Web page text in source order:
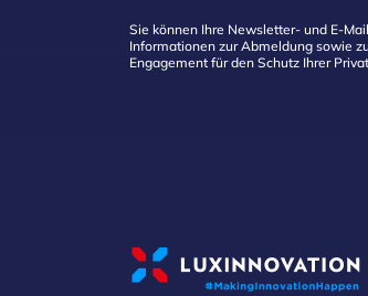
Sie können Ihre Newsletter- und E-
Informationen zur Abmeldung sowie
Engagement für den Schutz Ihrer